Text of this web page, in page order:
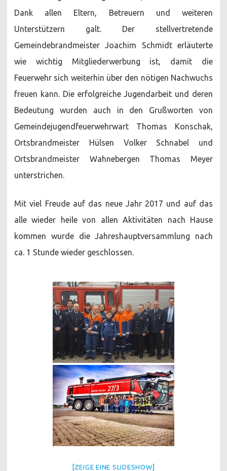
Dank allen Eltern, Betreuern und weiteren
Unterstützern galt. Der stellvertretende
Gemeindebrandmeister Joachim Schmidt erläuterte
wie wichtig Mitgliederwerbung ist, damit die
Feuerwehr sich weiterhin über den nötigen Nachwuchs
freuen kann. Die erfolgreiche Jugendarbeit und deren
Bedeutung wurden auch in den Grußworten von
Gemeindejugendfeuerwehrwart Thomas Konschak,
Ortsbrandmeister Hülsen Volker Schnabel und
Ortsbrandmeister Wahnebergen Thomas Meyer
unterstrichen.
Mit viel Freude auf das neue Jahr 2017 und auf das
alle wieder heile von allen Aktivitäten nach Hause
kommen wurde die Jahreshauptversammlung nach
ca. 1 Stunde wieder geschlossen.
[ZEIGE EINE SLIDESHOW]